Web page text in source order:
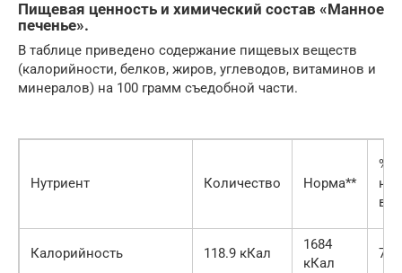
Пищевая ценность и химический состав «Манное
печенье».
В таблице приведено содержание пищевых веществ
(калорийности, белков, жиров, углеводов, витаминов и
минералов) на 100 грамм съедобной части.
Нутриент Количество Норма**
%
в
Калорийность 118.9 кКал
1684
кКал